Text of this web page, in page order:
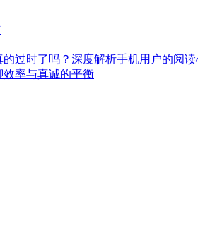
的过时了吗？深度解析手机用户的阅
效率与真诚的平衡